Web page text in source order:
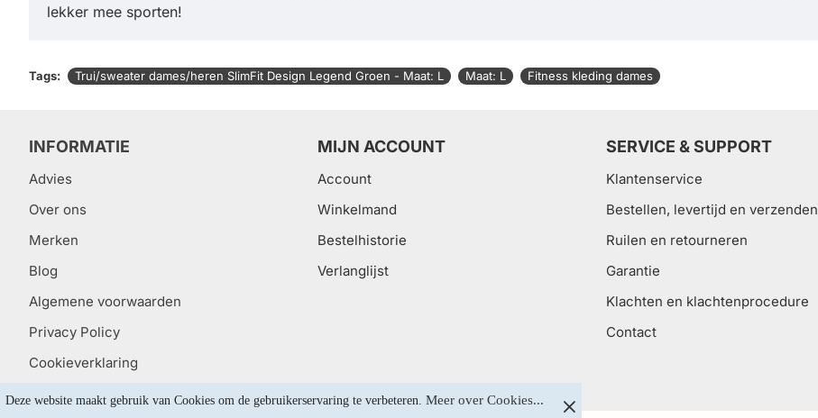
Deze website maakt gebruik van Cookies om de gebruikerservaring te verbeteren. Meer over Cookies...
lekker mee sporten!
Tags: Trui/sweater dames/heren SlimFit Design Legend Groen - Maat: L Maat: L Fitness kleding dames
INFORMATIE
Advies
Over ons
Merken
Blog
Algemene voorwaarden
Privacy Policy
Cookieverklaring
MIJN ACCOUNT
Account
Winkelmand
Bestelhistorie
Verlanglijst
SERVICE & SUPPORT
Klantenservice
Bestellen, levertijd en verzenden
Ruilen en retourneren
Garantie
Klachten en klachtenprocedure
Contact